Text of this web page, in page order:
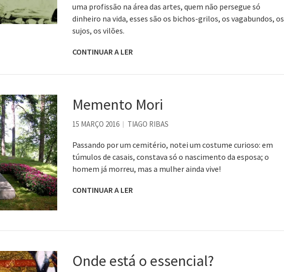
uma profissão na área das artes, quem não persegue só
dinheiro na vida, esses são os bichos-grilos, os vagabundos, os
sujos, os vilões.
CONTINUAR A LER
Memento Mori
15 MARÇO 2016 TIAGO RIBAS
Passando por um cemitério, notei um costume curioso: em
túmulos de casais, constava só o nascimento da esposa; o
homem já morreu, mas a mulher ainda vive!
CONTINUAR A LER
Onde está o essencial?